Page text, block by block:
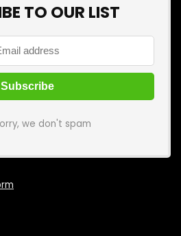
TO OUR LIST
we don't spam